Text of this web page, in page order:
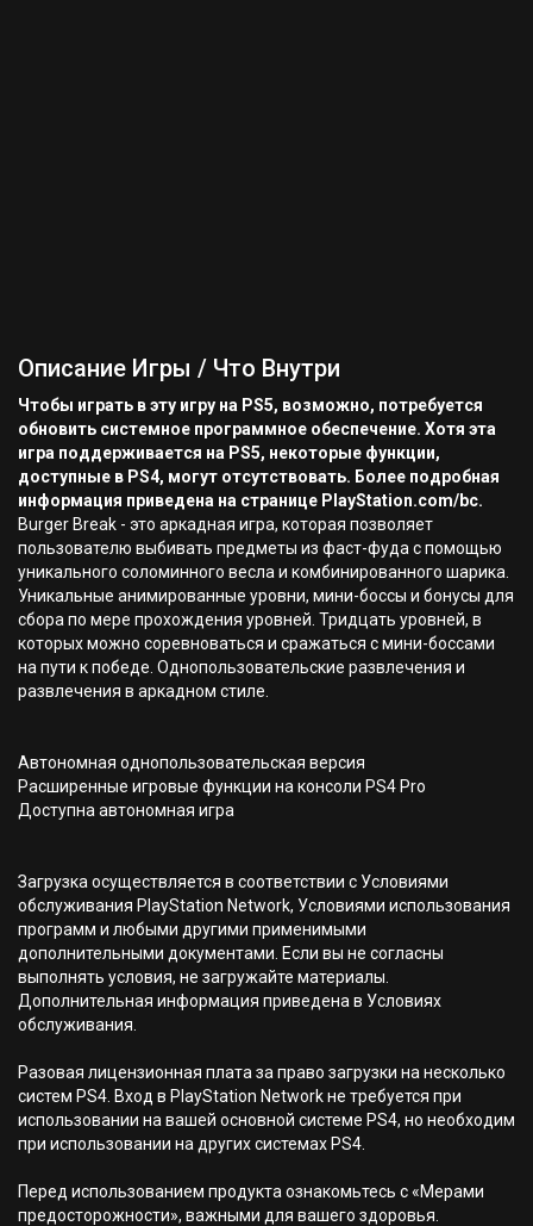
Описание Игры / Что Внутри
Чтобы играть в эту игру на PS5, возможно, потребуется
обновить системное программное обеспечение. Хотя эта
игра поддерживается на PS5, некоторые функции,
доступные в PS4, могут отсутствовать. Более подробная
информация приведена на странице PlayStation.com/bc.
Burger Break - это аркадная игра, которая позволяет
пользователю выбивать предметы из фаст-фуда с помощью
уникального соломинного весла и комбинированного шарика.
Уникальные анимированные уровни, мини-боссы и бонусы для
сбора по мере прохождения уровней. Тридцать уровней, в
которых можно соревноваться и сражаться с мини-боссами
на пути к победе. Однопользовательские развлечения и
развлечения в аркадном стиле.
Автономная однопользовательская версия
Расширенные игровые функции на консоли PS4 Pro
Доступна автономная игра
Загрузка осуществляется в соответствии с Условиями
обслуживания PlayStation Network, Условиями использования
программ и любыми другими применимыми
дополнительными документами. Если вы не согласны
выполнять условия, не загружайте материалы.
Дополнительная информация приведена в Условиях
обслуживания.
Разовая лицензионная плата за право загрузки на несколько
систем PS4. Вход в PlayStation Network не требуется при
использовании на вашей основной системе PS4, но необходим
при использовании на других системах PS4.
Перед использованием продукта ознакомьтесь с «Мерами
предосторожности», важными для вашего здоровья.